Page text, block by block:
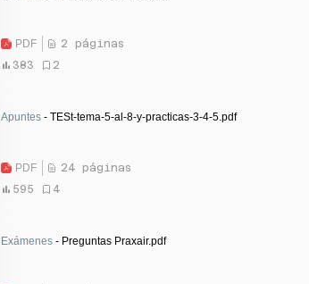
PDF
2 páginas
383
2
Apuntes - TESt-tema-5-al-8-y-practicas-3-4-5.pdf
PDF
24 páginas
595
4
Exámenes - Preguntas Praxair.pdf